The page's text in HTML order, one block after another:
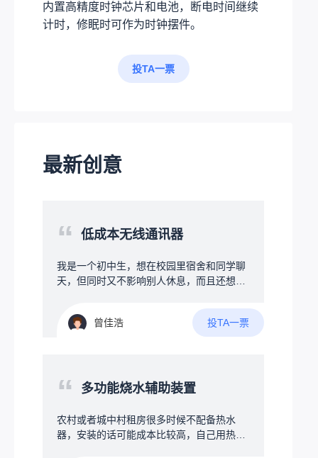
内置高精度时钟芯片和电池，断电时间继续
计时，修眠时可作为时钟摆件。
投TA一票
最新创意
“ 低成本无线通讯器
我是一个初中生，想在校园里宿舍和同学聊
天，但同时又不影响别人休息，而且还想跨
带手机等电子产品，所以想搞一个可以发一
些消息的通讯器，最好是能保存聊天记录
吧，不要求保存太多，能保存一些就行，并
尽可能压低，最好在50元以内，我接触过一
触的都是软件，对硬件什么的不太了解，了
解不多，也是最近刚开始了解……所以关于
曾佳浩 投TA一票
“ 多功能烧水辅助装置
农村或者城中村租房很多时候不配备热水
器，安装的话可能成本比较高，自己用热得